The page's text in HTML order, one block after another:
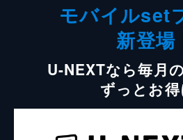
モバイルset
新登場
U-NEXTなら毎月
ずっとお得